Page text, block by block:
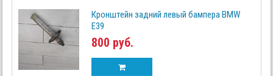
Кронштейн задний левый бампера BMW
E39
800 руб.